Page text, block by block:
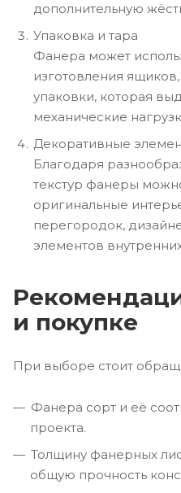
дополнительную
Упаковка и тара
Фанера может
изготовления
упаковки, которая
механические
Декоративные
Благодаря
текстур фанеры
оригинальные
перегородок,
элементов
и покупке
При выборе стоит
Фанера сорт и её
проекта.
Толщину фанерных
общую прочность